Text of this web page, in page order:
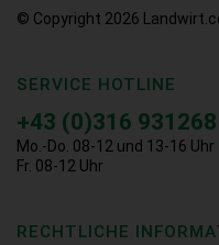
© Copyright 2026
SERVICE HOTLINE
+43 (0)316 931268
Mo.-Do. 08-12 und 13-16 Uhr
Fr. 08-12 Uhr
RECHTLICHE